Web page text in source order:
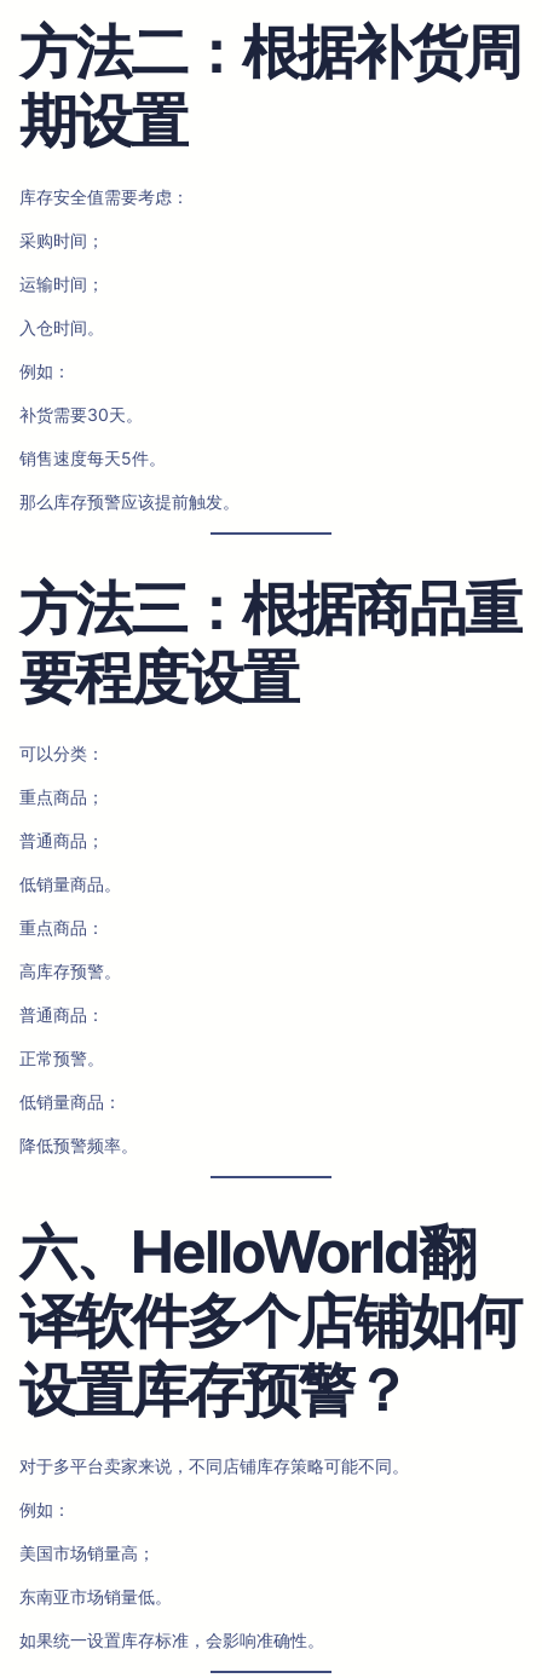
方法二：根据补货周
期设置
库存安全值需要考虑：
采购时间；
运输时间；
入仓时间。
例如：
补货需要30天。
销售速度每天5件。
那么库存预警应该提前触发。
方法三：根据商品重
要程度设置
可以分类：
重点商品；
普通商品；
低销量商品。
重点商品：
高库存预警。
普通商品：
正常预警。
低销量商品：
降低预警频率。
六、HelloWorld翻
译软件多个店铺如何
设置库存预警？
对于多平台卖家来说，不同店铺库存策略可能不同。
例如：
美国市场销量高；
东南亚市场销量低。
如果统一设置库存标准，会影响准确性。